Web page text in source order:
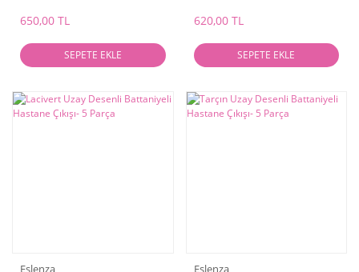
650,00 TL
SEPETE EKLE
620,00 TL
SEPETE EKLE
Eslenza
Eslenza